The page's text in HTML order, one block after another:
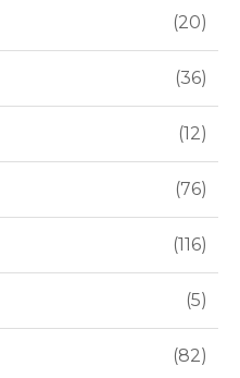
20
36
12
76
116
5
82